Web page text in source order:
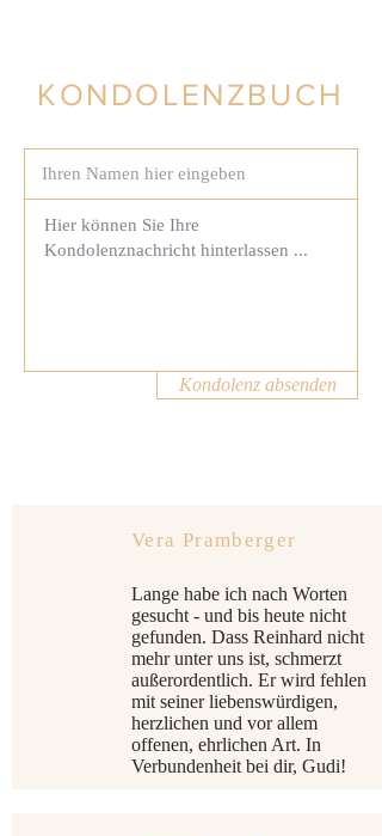
KONDOLENZBUCH
Kondolenz absenden
Vera Pramberger
Lange habe ich nach Worten
gesucht - und bis heute nicht
gefunden. Dass Reinhard nicht
mehr unter uns ist, schmerzt
außerordentlich. Er wird fehlen
mit seiner liebenswürdigen,
herzlichen und vor allem
offenen, ehrlichen Art. In
Verbundenheit bei dir, Gudi!